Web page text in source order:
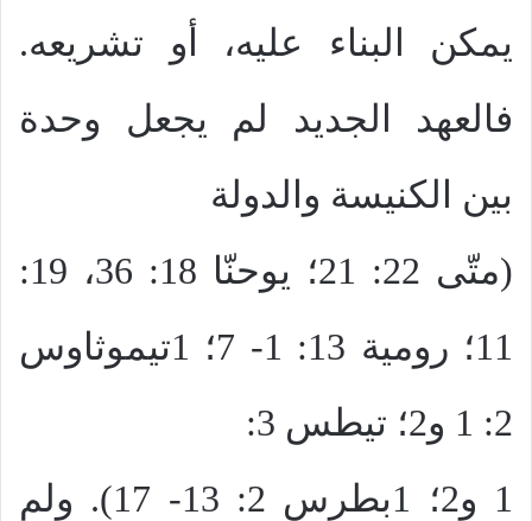
يمكن البناء عليه، أو تشريعه.
فالعهد الجديد لم يجعل وحدة
بين الكنيسة والدولة
(متّى 22: 21؛ يوحنّا 18: 36، 19:
11؛ رومية 13: 1- 7؛ 1تيموثاوس
2: 1 و2؛ تيطس 3:
1 و2؛ 1بطرس 2: 13- 17). ولم